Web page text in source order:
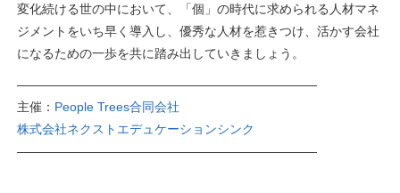
変化続ける世の中において、「個」の時代に求められる人材マネ
ジメントをいち早く導入し、優秀な人材を惹きつけ、活かす会社
になるための一歩を共に踏み出していきましょう。
————————————————————————
主催： People Trees合同会社
株式会社ネクストエデュケーションシンク
————————————————————————